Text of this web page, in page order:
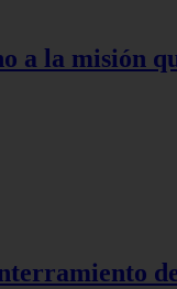
a la misión